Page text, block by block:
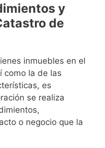
y
de
inmuebles en el
como la de las
es
se realiza
o negocio que la